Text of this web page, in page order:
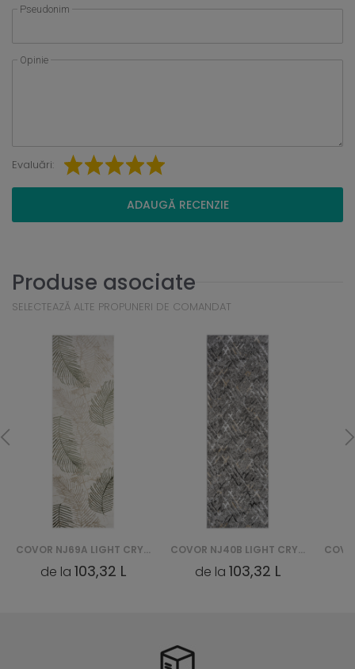
Pseudonim
Opinie
Evaluări:
ADAUGĂ RECENZIE
Produse asociate
SELECTEAZĂ ALTE PROPUNERI DE COMANDAT
COVOR NJ69A LIGHT CRYSTAL HBC - ZIELONY
de la 103,32 L
COVOR NJ40B LIGHT CRYSTAL HBB - SZARY
de la 103,32 L